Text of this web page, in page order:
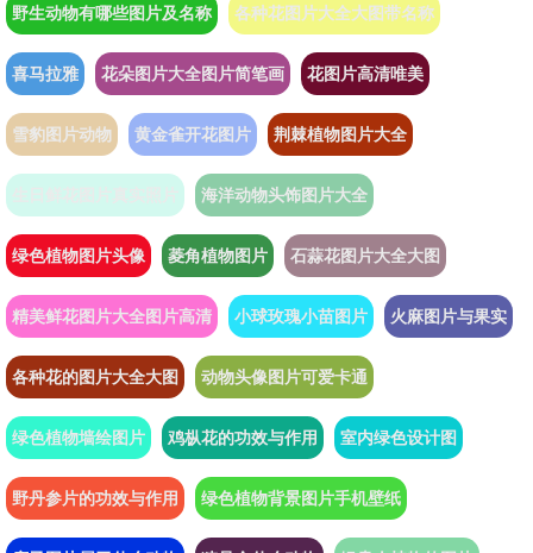
野生动物有哪些图片及名称 各种花图片大全大图带名称
喜马拉雅 花朵图片大全图片简笔画 花图片高清唯美
雪豹图片动物 黄金雀开花图片 荆棘植物图片大全
生日鲜花图片真实照片 海洋动物头饰图片大全
绿色植物图片头像 菱角植物图片 石蒜花图片大全大图
精美鲜花图片大全图片高清 小球玫瑰小苗图片 火麻图片与果实
各种花的图片大全大图 动物头像图片可爱卡通
绿色植物墙绘图片 鸡枞花的功效与作用 室内绿色设计图
野丹参片的功效与作用 绿色植物背景图片手机壁纸